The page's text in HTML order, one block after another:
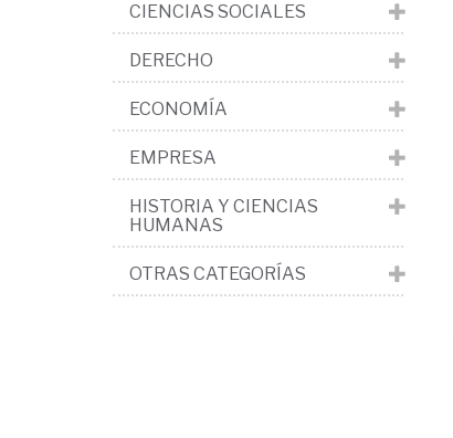
CIENCIAS SOCIALES
DERECHO
ECONOMÍA
EMPRESA
HISTORIA Y CIENCIAS
HUMANAS
OTRAS CATEGORÍAS